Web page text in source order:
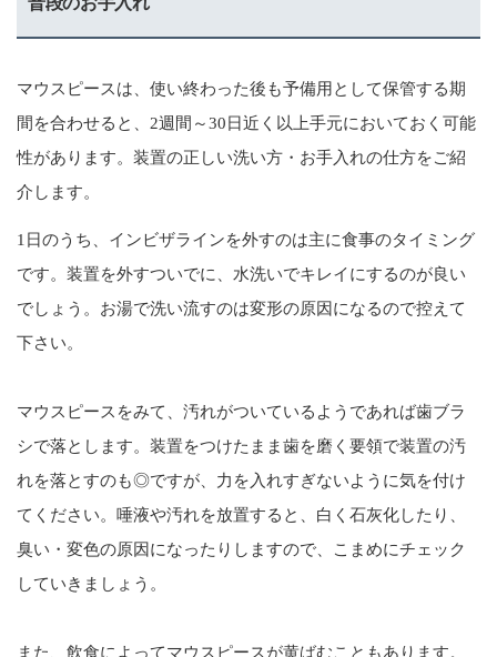
マウスピースは、使い終わった後も予備用として保管する期
間を合わせると、2週間～30日近く以上手元においておく可能
性があります。装置の正しい洗い方・お手入れの仕方をご紹
介します。
1日のうち、インビザラインを外すのは主に食事のタイミング
です。装置を外すついでに、水洗いでキレイにするのが良い
でしょう。お湯で洗い流すのは変形の原因になるので控えて
下さい。
マウスピースをみて、汚れがついているようであれば歯ブラ
シで落とします。装置をつけたまま歯を磨く要領で装置の汚
れを落とすのも◎ですが、力を入れすぎないように気を付け
てください。唾液や汚れを放置すると、白く石灰化したり、
臭い・変色の原因になったりしますので、こまめにチェック
していきましょう。
また、飲食によってマウスピースが黄ばむこともあります。